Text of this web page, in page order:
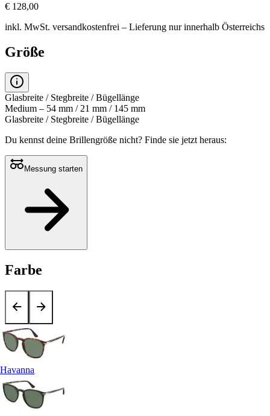
€ 128,00
inkl. MwSt. versandkostenfrei – Lieferung nur innerhalb Österreichs
Größe
Glasbreite / Stegbreite / Bügellänge
Medium – 54 mm / 21 mm / 145 mm
Glasbreite / Stegbreite / Bügellänge
Du kennst deine Brillengröße nicht? Finde sie jetzt heraus:
Messung starten
Farbe
Havanna